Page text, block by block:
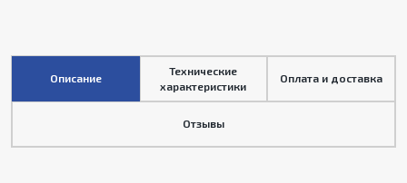
Описание
Технические
характеристики
Оплата и доставка
Отзывы